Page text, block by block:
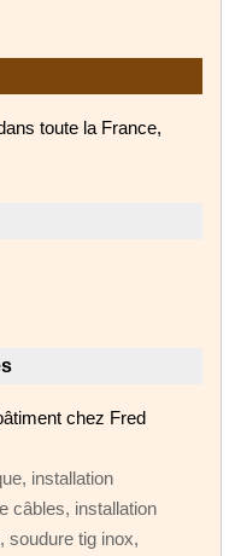
toute la France,
chez Fred
installation
câbles, installation
soudure tig inox,